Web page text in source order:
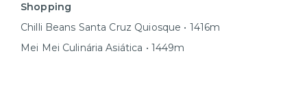
Shopping
Chilli Beans Santa Cruz Quiosque • 1416m
Mei Mei Culinária Asiática • 1449m